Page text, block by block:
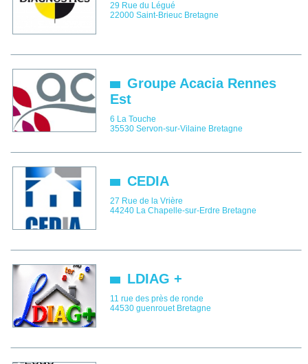
29 Rue du Légué
22000 Saint-Brieuc Bretagne
Groupe Acacia Rennes
Est
6 La Touche
35530 Servon-sur-Vilaine Bretagne
CEDIA
27 Rue de la Vrière
44240 La Chapelle-sur-Erdre Bretagne
LDIAG +
11 rue des près de ronde
44530 guenrouet Bretagne